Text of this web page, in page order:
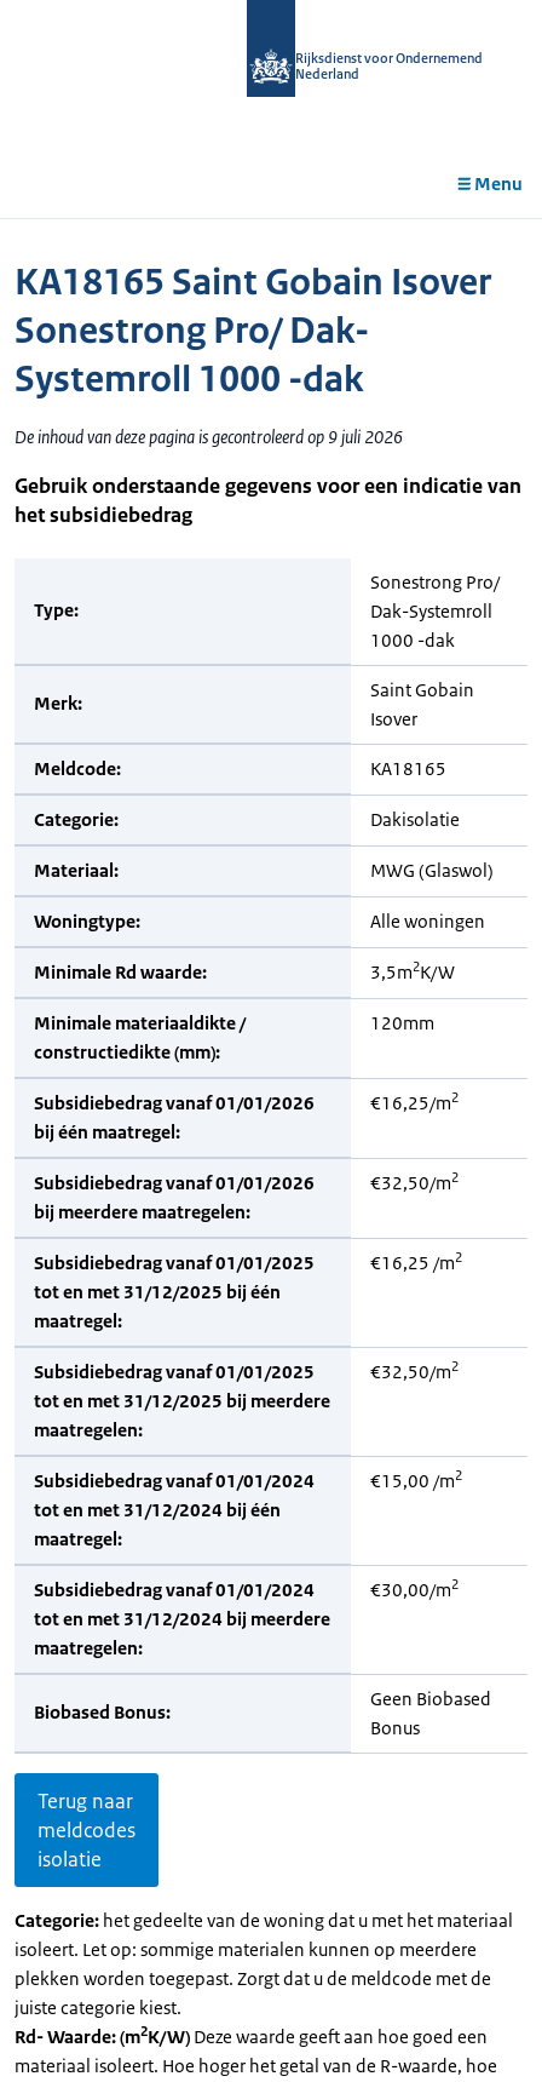
Rijksdienst voor Ondernemend
Nederland
Menu
KA18165 Saint Gobain Isover
Sonestrong Pro/ Dak-
Systemroll 1000 -dak
De inhoud van deze pagina is gecontroleerd op 9 juli 2026
Gebruik onderstaande gegevens voor een indicatie van
het subsidiebedrag
Type:
Sonestrong Pro/
Dak-Systemroll
1000 -dak
Merk:
Saint Gobain
Isover
Meldcode: KA18165
Categorie: Dakisolatie
Materiaal: MWG (Glaswol)
Woningtype: Alle woningen
Minimale Rd waarde: 3,5m2K/W
Minimale materiaaldikte /
constructiedikte (mm):
120mm
Subsidiebedrag vanaf 01/01/2026
bij één maatregel:
€16,25/m2
Subsidiebedrag vanaf 01/01/2026
bij meerdere maatregelen:
€32,50/m2
Subsidiebedrag vanaf 01/01/2025
tot en met 31/12/2025 bij één
maatregel:
€16,25 /m2
Subsidiebedrag vanaf 01/01/2025
tot en met 31/12/2025 bij meerdere
maatregelen:
€32,50/m2
Subsidiebedrag vanaf 01/01/2024
tot en met 31/12/2024 bij één
maatregel:
€15,00 /m2
Subsidiebedrag vanaf 01/01/2024
tot en met 31/12/2024 bij meerdere
maatregelen:
€30,00/m2
Biobased Bonus:
Geen Biobased
Bonus
Terug naar
meldcodes
isolatie
Categorie: het gedeelte van de woning dat u met het materiaal
isoleert. Let op: sommige materialen kunnen op meerdere
plekken worden toegepast. Zorgt dat u de meldcode met de
juiste categorie kiest.
Rd- Waarde: (m2K/W) Deze waarde geeft aan hoe goed een
materiaal isoleert. Hoe hoger het getal van de R-waarde, hoe